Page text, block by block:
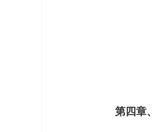
第四章